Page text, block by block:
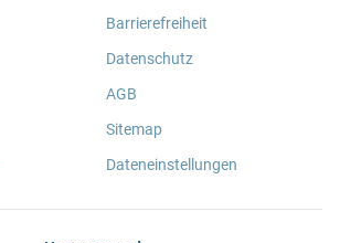
Barrierefreiheit
Datenschutz
AGB
Sitemap
Dateneinstellungen